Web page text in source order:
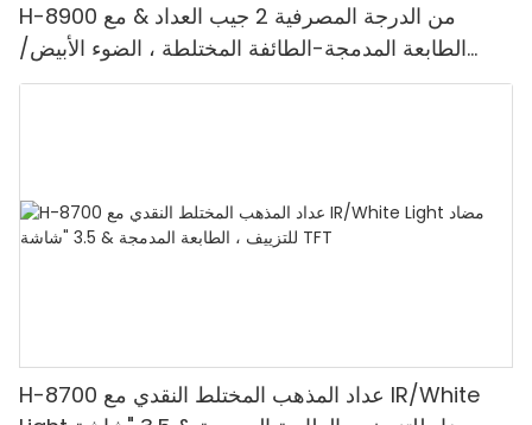
H-8900 من الدرجة المصرفية 2 جيب العداد & مع
الطابعة المدمجة-الطائفة المختلطة ، الضوء الأبيض/
الأشعة تحت الحمراء/ملغ الكشف & حساب القيمة
H-8700 عداد المذهب المختلط النقدي مع IR/White